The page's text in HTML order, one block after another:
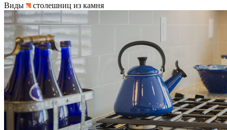
Виды
столешниц из камня